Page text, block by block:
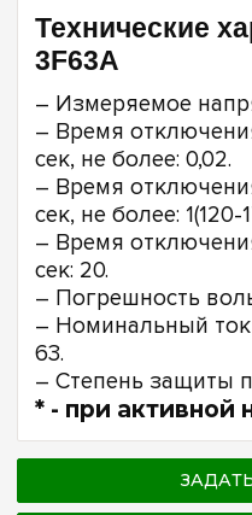
Технические
3F63A
– Измеряемое
– Время
сек, не более: 0,02.
– Время
сек, не более: 1(120-
– Время
сек: 20.
– Погрешность
– Номинальный ток
63.
– Степень защиты
* - при активной